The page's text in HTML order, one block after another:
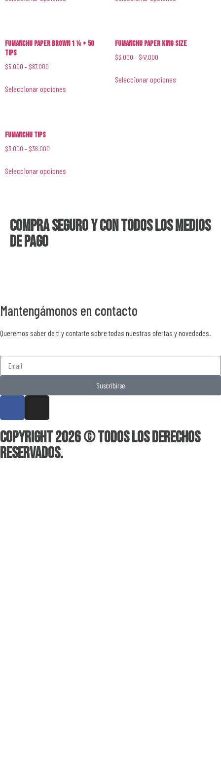
Fumanchu Paper Brown 1 1⁄4 + 50
Tips
$5.000 – $87.000
Seleccionar opciones
Fumanchu Paper King Size
$3.000 – $47.000
Seleccionar opciones
Fumanchu Tips
$3.000 – $36.000
Seleccionar opciones
Compra seguro y con todos los medios
de pago
Mantengámonos en contacto
Queremos saber de tí y contarte sobre todas nuestras ofertas y novedades.
Suscribirse
Copyright 2026 © Todos los derechos
reservados.